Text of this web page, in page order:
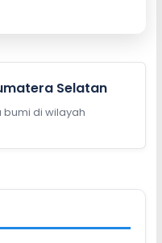
Selatan
di wilayah